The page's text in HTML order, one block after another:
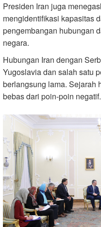
Presiden Iran juga
mengidentifikasi kapasitas
pengembangan hubungan
negara.
Hubungan Iran dengan
Yugoslavia dan salah satu
berlangsung lama. Sejarah
bebas dari poin-poin negatif.